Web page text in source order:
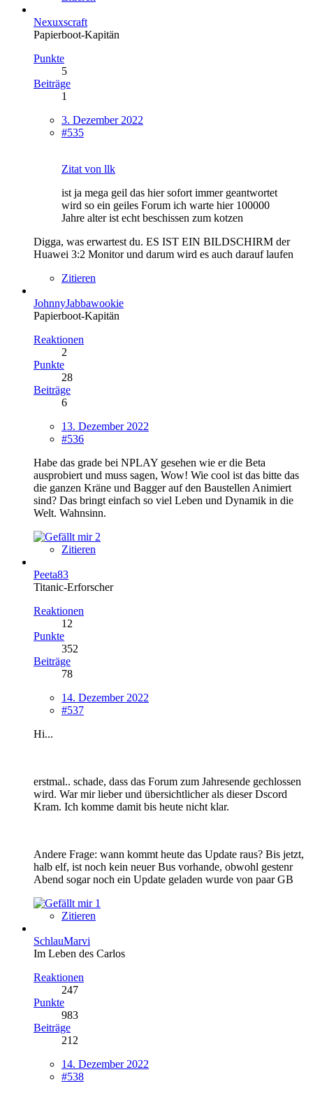
Nexuxscraft
Papierboot-Kapitän
Punkte
5
Beiträge
1
3. Dezember 2022
#535
Zitat von llk
ist ja mega geil das hier sofort immer geantwortet
wird so ein geiles Forum ich warte hier 100000
Jahre alter ist echt beschissen zum kotzen
Digga, was erwartest du. ES IST EIN BILDSCHIRM der
Huawei 3:2 Monitor und darum wird es auch darauf laufen
Zitieren
JohnnyJabbawookie
Papierboot-Kapitän
Reaktionen
2
Punkte
28
Beiträge
6
13. Dezember 2022
#536
Habe das grade bei NPLAY gesehen wie er die Beta
ausprobiert und muss sagen, Wow! Wie cool ist das bitte das
die ganzen Kräne und Bagger auf den Baustellen Animiert
sind? Das bringt einfach so viel Leben und Dynamik in die
Welt. Wahnsinn.
2
Zitieren
Peeta83
Titanic-Erforscher
Reaktionen
12
Punkte
352
Beiträge
78
14. Dezember 2022
#537
Hi...
erstmal.. schade, dass das Forum zum Jahresende gechlossen
wird. War mir lieber und übersichtlicher als dieser Dscord
Kram. Ich komme damit bis heute nicht klar.
Andere Frage: wann kommt heute das Update raus? Bis jetzt,
halb elf, ist noch kein neuer Bus vorhande, obwohl gestenr
Abend sogar noch ein Update geladen wurde von paar GB
1
Zitieren
SchlauMarvi
Im Leben des Carlos
Reaktionen
247
Punkte
983
Beiträge
212
14. Dezember 2022
#538